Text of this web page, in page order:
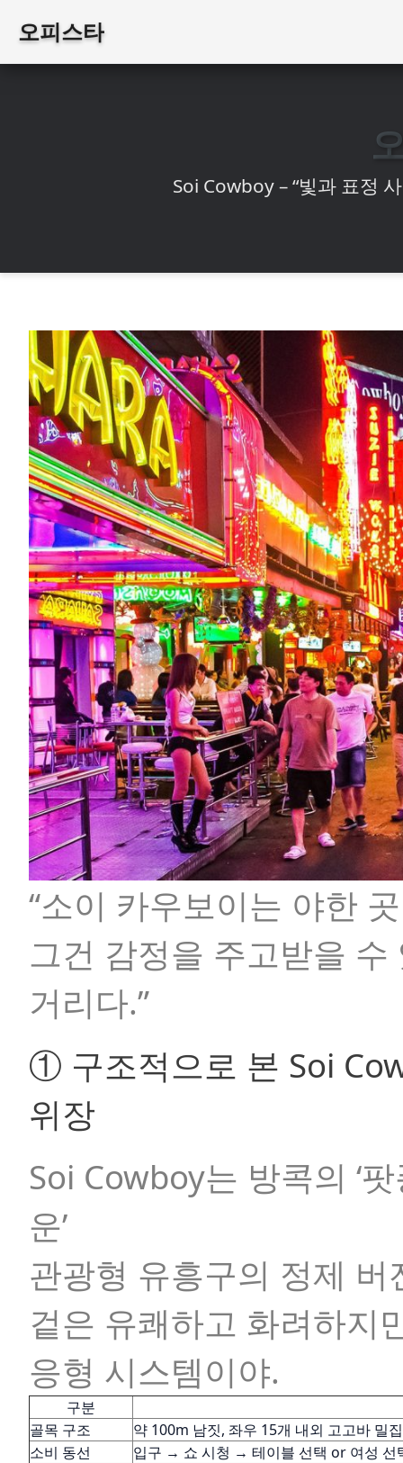
오피스타
Soi Cowboy – “빛과 표정
“소이 카우보이는 야한
그건 감정을 주고받을
거리다.”
① 구조적으로 본 Soi
위장
Soi Cowboy는 방콕의 ‘
운’
관광형 유흥구의 정제 버
겉은 유쾌하고 화려하지
응형 시스템이야.
구분
골목 구조
약 100m 남짓, 좌우 15개 내외 고고바 밀집
소비 동선
입구 → 쇼 시청 → 테이블 선택 or 여성